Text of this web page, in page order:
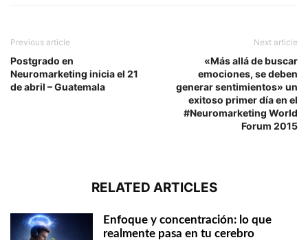
Previous article
Postgrado en
Neuromarketing inicia el 21
de abril – Guatemala
Next article
«Más allá de buscar
emociones, se deben
generar sentimientos» un
exitoso primer día en el
#Neuromarketing World
Forum 2015
RELATED ARTICLES
Enfoque y concentración: lo que
realmente pasa en tu cerebro